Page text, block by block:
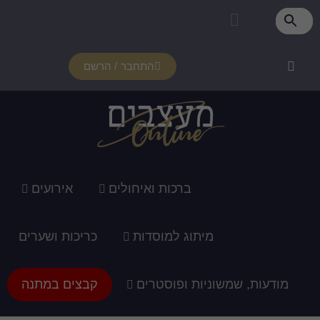
אירועים
כריכות ושערים
קבצים במתנה